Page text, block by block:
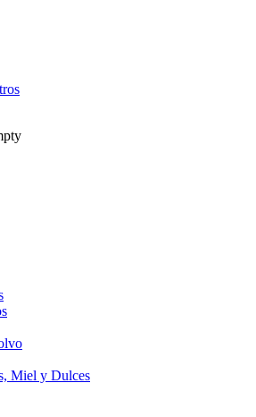
Miel y Dulces